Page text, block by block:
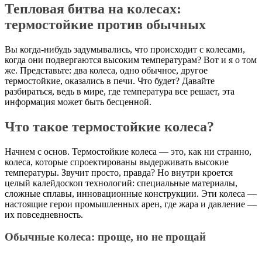
Тепловая битва на колесах:
термостойкие против обычных
Вы когда-нибудь задумывались, что происходит с колесами,
когда они подвергаются высоким температурам? Вот и я о том
же. Представьте: два колеса, одно обычное, другое
термостойкие, оказались в печи. Что будет? Давайте
разбираться, ведь в мире, где температура все решает, эта
информация может быть бесценной.
Что такое термостойкие колеса?
Начнем с основ. Термостойкие колеса — это, как ни странно,
колеса, которые спроектированы выдерживать высокие
температуры. Звучит просто, правда? Но внутри кроется
целый калейдоскоп технологий: специальные материалы,
сложные сплавы, инновационные конструкции. Эти колеса —
настоящие герои промышленных арен, где жара и давление —
их повседневность.
Обычные колеса: проще, но не прощай